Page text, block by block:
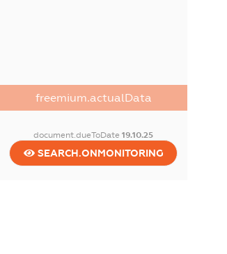
freemium.actualData
document.dueToDate19.10.25
SEARCH.ONMONITORING